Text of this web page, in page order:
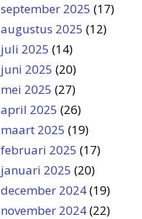
september 2025 (17)
augustus 2025 (12)
juli 2025 (14)
juni 2025 (20)
mei 2025 (27)
april 2025 (26)
maart 2025 (19)
februari 2025 (17)
januari 2025 (20)
december 2024(19)
november 2024(22)